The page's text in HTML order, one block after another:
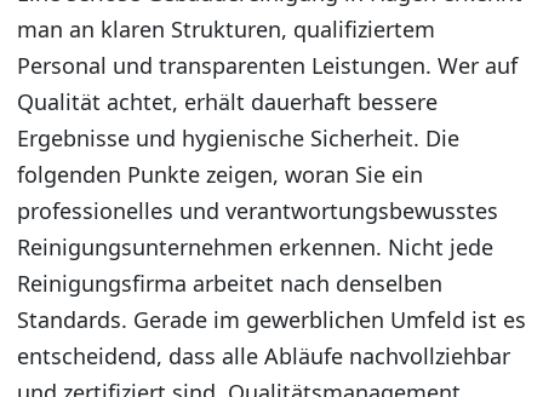
man an klaren Strukturen, qualifiziertem
Personal und transparenten Leistungen. Wer auf
Qualität achtet, erhält dauerhaft bessere
Ergebnisse und hygienische Sicherheit. Die
folgenden Punkte zeigen, woran Sie ein
professionelles und verantwortungsbewusstes
Reinigungsunternehmen erkennen. Nicht jede
Reinigungsfirma arbeitet nach denselben
Standards. Gerade im gewerblichen Umfeld ist es
entscheidend, dass alle Abläufe nachvollziehbar